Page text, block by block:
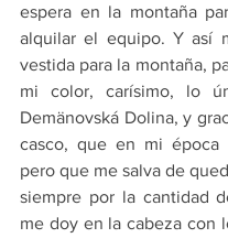
espera en la montaña
alquilar el equipo. Y así
vestida para la montaña,
mi color, carísimo, lo
Demänovská Dolina, y
casco, que en mi época
pero que me salva de
siempre por la cantidad
me doy en la cabeza con